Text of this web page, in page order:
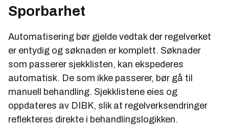
Sporbarhet
Automatisering bør gjelde vedtak der regelverket
er entydig og søknaden er komplett. Søknader
som passerer sjekklisten, kan ekspederes
automatisk. De som ikke passerer, bør gå til
manuell behandling. Sjekklistene eies og
oppdateres av DIBK, slik at regelverksendringer
reflekteres direkte i behandlingslogikken.